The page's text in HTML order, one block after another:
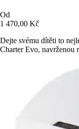
Od
1 470,00 Kč
Dejte svému dítěti to
Charter Evo, navrženou